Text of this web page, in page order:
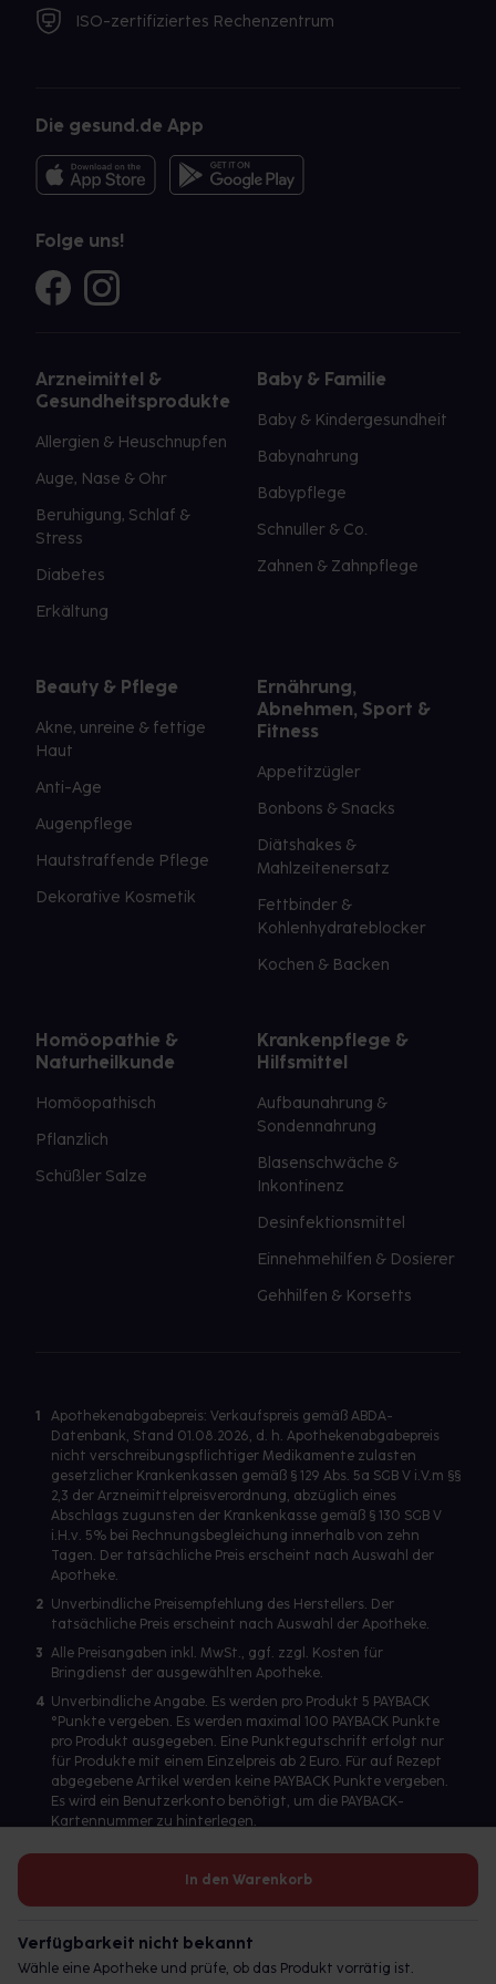
In den Warenkorb
Verfügbarkeit nicht bekannt
Wähle eine Apotheke und prüfe, ob das Produkt vorrätig ist.
ISO-zertifiziertes Rechenzentrum
Die gesund.de App
Folge uns!
Arzneimittel &
Gesundheitsprodukte
Allergien & Heuschnupfen
Auge, Nase & Ohr
Beruhigung, Schlaf &
Stress
Diabetes
Erkältung
Baby & Familie
Baby & Kindergesundheit
Babynahrung
Babypflege
Schnuller & Co.
Zahnen & Zahnpflege
Beauty & Pflege
Akne, unreine & fettige
Haut
Anti-Age
Augenpflege
Hautstraffende Pflege
Dekorative Kosmetik
Ernährung,
Abnehmen, Sport &
Fitness
Appetitzügler
Bonbons & Snacks
Diätshakes &
Mahlzeitenersatz
Fettbinder &
Kohlenhydrateblocker
Kochen & Backen
Homöopathie &
Naturheilkunde
Homöopathisch
Pflanzlich
Schüßler Salze
Krankenpflege &
Hilfsmittel
Aufbaunahrung &
Sondennahrung
Blasenschwäche &
Inkontinenz
Desinfektionsmittel
Einnehmehilfen & Dosierer
Gehhilfen & Korsetts
1
Apothekenabgabepreis: Verkaufspreis gemäß ABDA-
Datenbank, Stand 01.08.2026, d. h. Apothekenabgabepreis
nicht verschreibungspflichtiger Medikamente zulasten
gesetzlicher Krankenkassen gemäß § 129 Abs. 5a SGB V i.V.m §§
2,3 der Arzneimittelpreisverordnung, abzüglich eines
Abschlags zugunsten der Krankenkasse gemäß § 130 SGB V
i.H.v. 5% bei Rechnungsbegleichung innerhalb von zehn
Tagen. Der tatsächliche Preis erscheint nach Auswahl der
Apotheke.
2 Unverbindliche Preisempfehlung des Herstellers. Der
tatsächliche Preis erscheint nach Auswahl der Apotheke.
3 Alle Preisangaben inkl. MwSt., ggf. zzgl. Kosten für
Bringdienst der ausgewählten Apotheke.
4 Unverbindliche Angabe. Es werden pro Produkt 5 PAYBACK
°Punkte vergeben. Es werden maximal 100 PAYBACK Punkte
pro Produkt ausgegeben. Eine Punktegutschrift erfolgt nur
für Produkte mit einem Einzelpreis ab 2 Euro. Für auf Rezept
abgegebene Artikel werden keine PAYBACK Punkte vergeben.
Es wird ein Benutzerkonto benötigt, um die PAYBACK-
Kartennummer zu hinterlegen.
Betreiber des Portals und verantwortlich: gesund.de GmbH &
© 2026 gesund.de GmbH & Co. KG